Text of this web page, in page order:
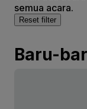
semua acara.
Reset filter
Baru-